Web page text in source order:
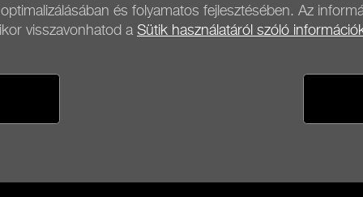
és folyamatos fejlesztésében. Az
visszavonhatod a Sütik használatáról szóló
Fizetési lehetőségek